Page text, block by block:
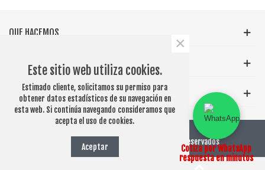
QUE HACEMOS
INFORMACIÓN GENERAL
ETIQUETAS POPULARES
© 2026 PUBLICITARIOSCHILE.CL - Derechos Reservados
Este sitio web utiliza cookies.
Estimado cliente, solicitamos su permiso para
obtener datos estadísticos de su navegación en
esta web. Si continúa navegando consideramos que
acepta el uso de cookies.
Aceptar
×
Cotiza por WhatsApp
respuesta en minutos